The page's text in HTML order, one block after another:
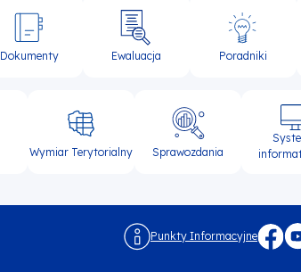
Dokumenty Ewaluacja Poradniki
Wymiar Terytorialny Sprawozdania
Punkty Informacyjne